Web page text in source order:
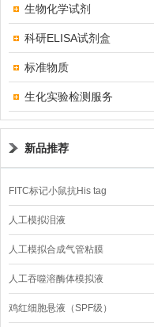
生物化学试剂
科研ELISA试剂盒
标准物质
生化实验检测服务
新品推荐
FITC标记小鼠抗His tag
人工模拟泪液
人工模拟合成气管粘膜
人工吞噬溶酶体模拟液
鸡红细胞悬液（SPF级）